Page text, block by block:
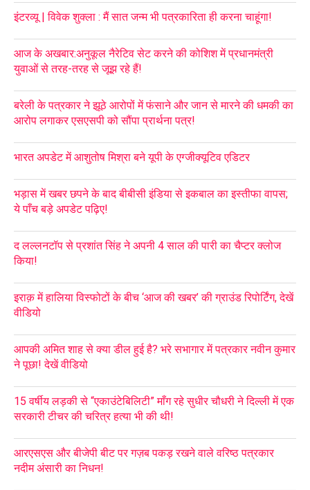
इंटरव्यू | विवेक शुक्ला : मैं सात जन्म भी पत्रकारिता ही करना चाहूंगा!
आज के अखबार:अनुकूल नैरेटिव सेट करने की कोशिश में प्रधानमंत्री
युवाओं से तरह-तरह से जूझ रहे हैं!
बरेली के पत्रकार ने झूठे आरोपों में फंसाने और जान से मारने की धमकी का
आरोप लगाकर एसएसपी को सौंपा प्रार्थना पत्र!
भारत अपडेट में आशुतोष मिश्रा बने यूपी के एग्जीक्यूटिव एडिटर
भड़ास में खबर छपने के बाद बीबीसी इंडिया से इकबाल का इस्तीफा वापस;
ये पाँच बड़े अपडेट पढ़िए!
द लल्लनटॉप से प्रशांत सिंह ने अपनी 4 साल की पारी का चैप्टर क्लोज
किया!
इराक़ में हालिया विस्फोटों के बीच ‘आज की खबर’ की ग्राउंड रिपोर्टिंग, देखें
वीडियो
आपकी अमित शाह से क्या डील हुई है? भरे सभागार में पत्रकार नवीन कुमार
ने पूछा! देखें वीडियो
15 वर्षीय लड़की से “एकाउंटेबिलिटी” माँग रहे सुधीर चौधरी ने दिल्ली में एक
सरकारी टीचर की चरित्र हत्या भी की थी!
आरएसएस और बीजेपी बीट पर गज़ब पकड़ रखने वाले वरिष्ठ पत्रकार
नदीम अंसारी का निधन!